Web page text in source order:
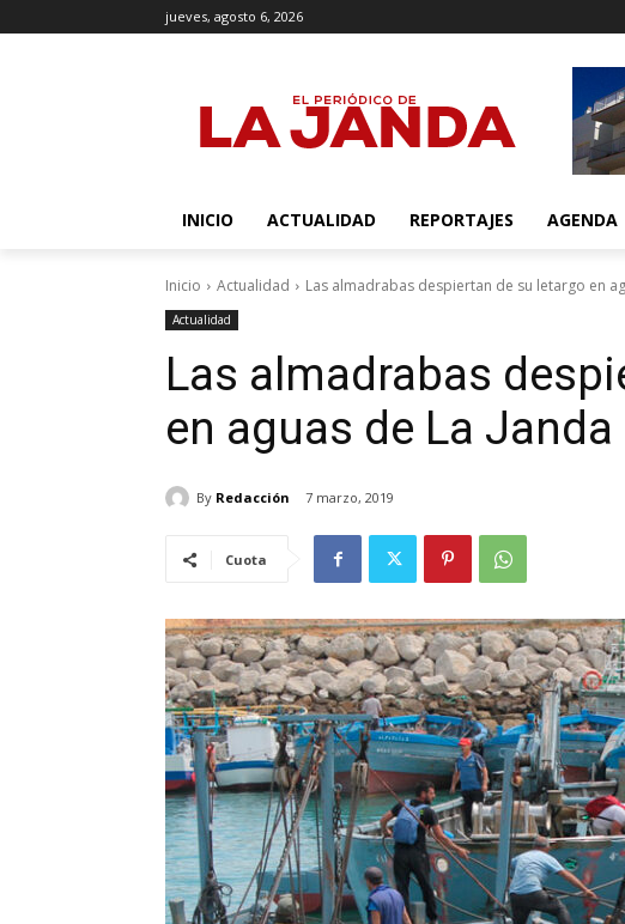
jueves, agosto 6, 2026
INICIO ACTUALIDAD REPORTAJES AGENDA
Inicio Actualidad Las almadrabas despiertan de su letargo en
Actualidad
Las almadrabas
en aguas de La Janda
By Redacción 7 marzo, 2019
Cuota